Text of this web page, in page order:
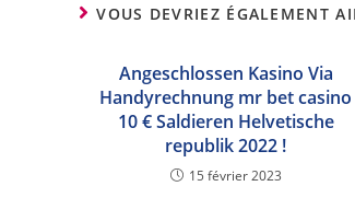
VOUS DEVRIEZ ÉGALEMENT
Angeschlossen Kasino Via
Handyrechnung mr bet casino
10 € Saldieren Helvetische
republik 2022 !
15 février 2023